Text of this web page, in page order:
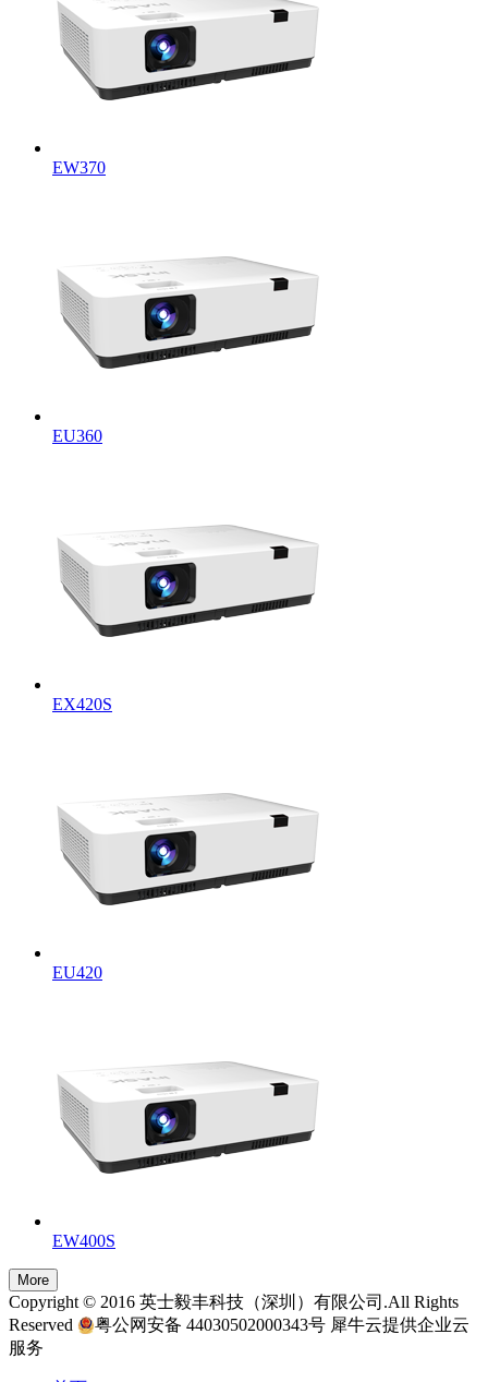
EW370
EU360
EX420S
EU420
EW400S
Copyright © 2016 英士毅丰科技（深圳）有限公司.All Rights
Reserved
粤公网安备 44030502000343号 犀牛云提供企业云
服务